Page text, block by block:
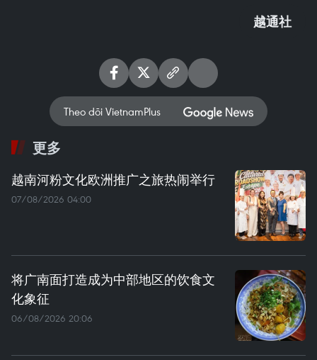
越通社
Theo dõi VietnamPlus
更多
越南河粉文化欧洲推广之旅热闹举行
07/08/2026 04:00
将广南面打造成为中部地区的饮食文
化象征
06/08/2026 20:06